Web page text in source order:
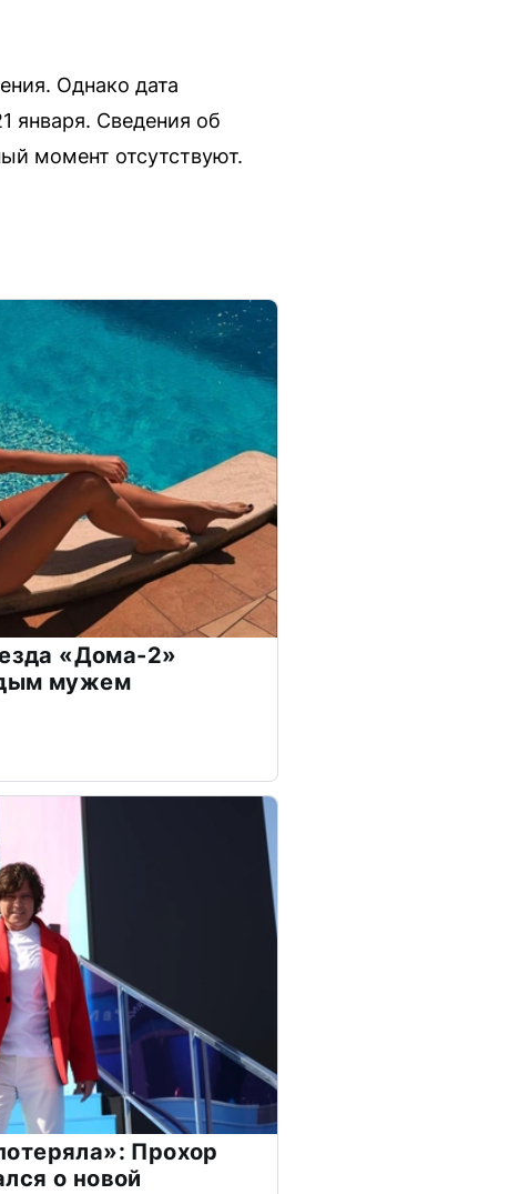
Однако дата
января. Сведения об
момент отсутствуют.
«Дома-2»
мужем
Прохор
о новой